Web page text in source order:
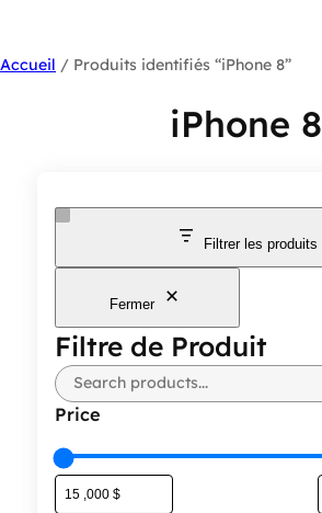
h
Accueil / Produits identifiés “iPhone 8”
iPhone 8
Filtrer les produits
Fermer
Filtre de Produit
Rechercher
Price